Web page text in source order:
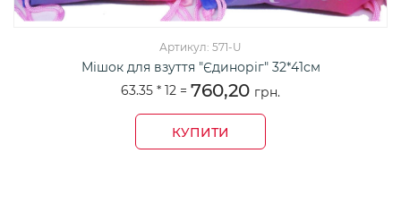
Артикул: 571-U
Мішок для взуття "Єдиноріг" 32*41см
63.35 * 12 = 760,20 грн.
КУПИТИ